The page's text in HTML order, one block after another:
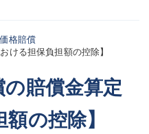
格賠償
ける担保負担額の控除】
の賠償金算定
の控除】